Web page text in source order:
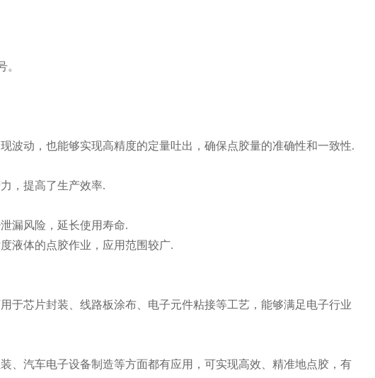
波动，也能够实现高精度的定量吐出，确保点胶量的准确性和一致性.
，提高了生产效率.
漏风险，延长使用寿命.
液体的点胶作业，应用范围较广.
于芯片封装、线路板涂布、电子元件粘接等工艺，能够满足电子行业
、汽车电子设备制造等方面都有应用，可实现高效、精准地点胶，有